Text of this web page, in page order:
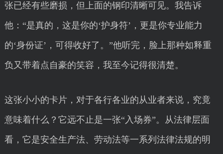
张已经有些磨损，但上面的钢印清晰可见。我告诉
他：“是真的，这是你的‘护身符’，更是你专业能力
的‘身份证’，可得收好了。”他听完，脸上那种如释重
负又带着点自豪的笑容，我至今记得很清楚。
这张小小的卡片，对于各行各业的从业者来说，究竟
意味着什么？它远不止是一张“入场券”。从法律层面
看，它是安全生产法、劳动法等一系列法律法规的明